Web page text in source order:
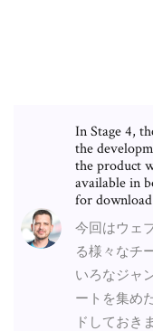
In Stage 4,
the
the product
available in
for
今回はウェ
る様々なチ
いろなジャ
ートを集め
ドしておき